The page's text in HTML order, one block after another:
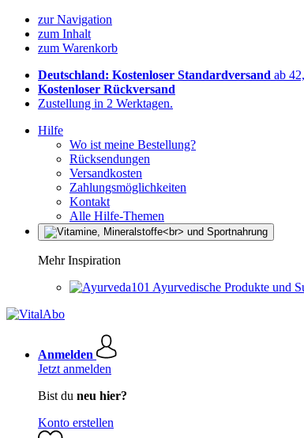
zur Navigation
zum Inhalt
zum Warenkorb
Deutschland: Kostenloser Standardversand ab
Kostenloser Rückversand
Zustellung in 2 Werktagen.
Hilfe
Wo ist meine Bestellung?
Rücksendungen
Versandkosten
Zahlungsmöglichkeiten
Kontakt
Alle Hilfe-Themen
Mehr Inspiration
Ayurvedische Produkte und
Anmelden
Jetzt anmelden
Bist du neu hier?
Konto erstellen